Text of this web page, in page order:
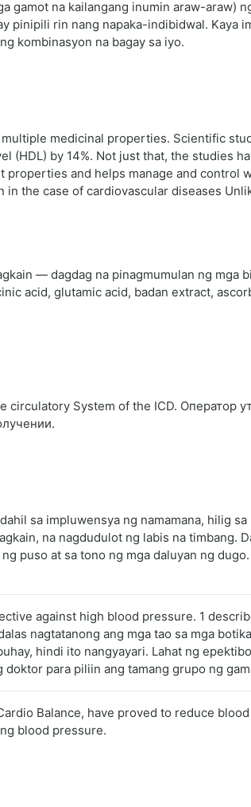
gamot na kailangang inumin araw-araw)
pinipili rin nang napaka-indibidwal. Kaya
kombinasyon na bagay sa iyo.
medicinal properties. Scientific
(HDL) by 14%. Not just that, the studies
and helps manage and control
the case of cardiovascular diseases
— dagdag na pinagmumulan ng
acid, glutamic acid, badan extract,
circulatory System of the ICD. Оператор
sa impluwensya ng namamana, hilig
na nagdudulot ng labis na timbang.
puso at sa tono ng mga daluyan ng
against high blood pressure. 1
nagtatanong ang mga tao sa mga
hindi ito nangyayari. Lahat ng
para piliin ang tamang grupo ng
Balance, have proved to reduce
blood pressure.